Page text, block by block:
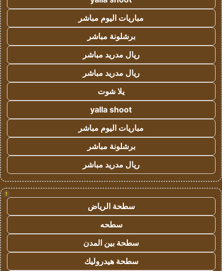
مباريات اليوم مباشر
برشلونة مباشر
ريال مدريد مباشر
ريال مدريد مباشر
يلا شوت
yalla shoot
مباريات اليوم مباشر
برشلونة مباشر
ريال مدريد مباشر
!
سطحة الرياض
سطحه
سطحة بين المدن
سطحة هيدروليك